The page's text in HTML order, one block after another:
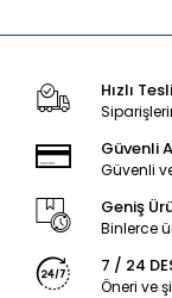
Hızlı
Güvenli
Güvenli
Geniş
Binlerce
7 / 24
Öneri ve